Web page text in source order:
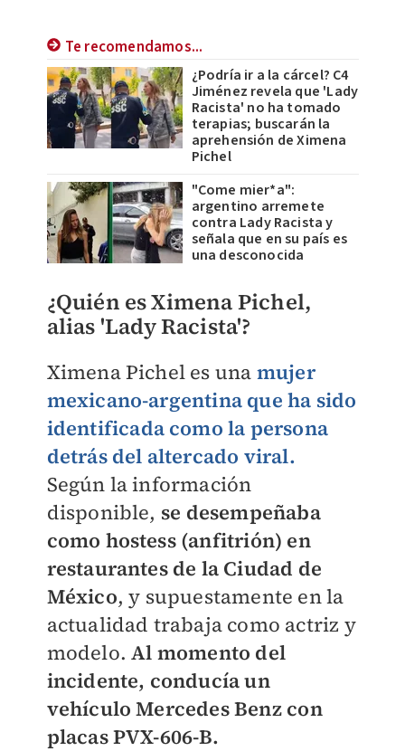
Te recomendamos...
¿Podría ir a la cárcel? C4
Jiménez revela que 'Lady
Racista' no ha tomado
terapias; buscarán la
aprehensión de Ximena
Pichel
"Come mier*a":
argentino arremete
contra Lady Racista y
señala que en su país es
una desconocida
¿Quién es Ximena Pichel,
alias 'Lady Racista'?
Ximena Pichel es una mujer
mexicano-argentina que ha sido
identificada como la persona
detrás del altercado viral.
Según la información
disponible, se desempeñaba
como hostess (anfitrión) en
restaurantes de la Ciudad de
México, y supuestamente en la
actualidad trabaja como actriz y
modelo.Al momento del
incidente, conducía un
vehículo Mercedes Benz con
placas PVX-606-B.